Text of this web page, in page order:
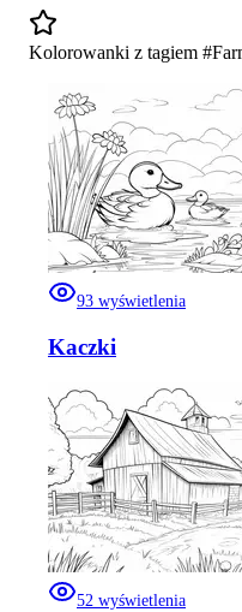
Kolorowanki z tagiem #
93 wyświetlenia
Kaczki
52 wyświetlenia